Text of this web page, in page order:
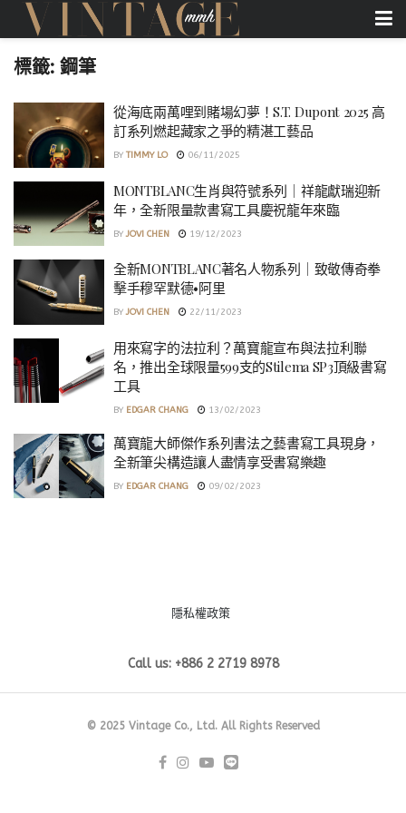
標籤:鋼筆
從海底兩萬哩到賭場幻夢！S.T. Dupont 2025 高
訂系列燃起藏家之爭的精湛工藝品
BY TIMMY LO 06/11/2025
MONTBLANC生肖與符號系列｜祥龍獻瑞迎新
年，全新限量款書寫工具慶祝龍年來臨
BY JOVI CHEN 19/12/2023
全新MONTBLANC著名人物系列｜致敬傳奇拳
擊手穆罕默德•阿里
BY JOVI CHEN 22/11/2023
用來寫字的法拉利？萬寶龍宣布與法拉利聯
名，推出全球限量599支的Stilema SP3頂級書寫
工具
BY EDGAR CHANG 13/02/2023
萬寶龍大師傑作系列書法之藝書寫工具現身，
全新筆尖構造讓人盡情享受書寫樂趣
BY EDGAR CHANG 09/02/2023
隱私權政策
Call us: +886 2 2719 8978
© 2025 Vintage Co., Ltd. All Rights Reserved